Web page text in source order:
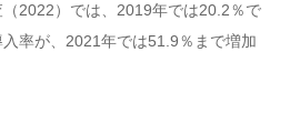
2022）では、2019年では20.2％で
率が、2021年では51.9％まで増加